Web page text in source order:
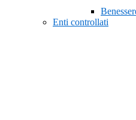
Enti controllati